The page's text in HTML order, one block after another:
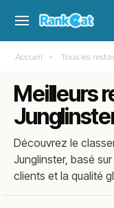
Accueil Tous les
Meilleurs
Découvrez le
Junglinster, basé
clients et la qualité